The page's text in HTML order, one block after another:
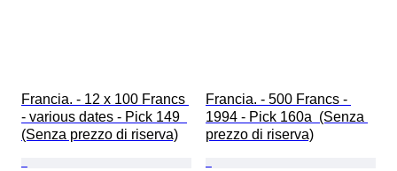
Francia. - 12 x 100 Francs
- various dates - Pick 149
(Senza prezzo di riserva)
Francia. - 500 Francs -
1994 - Pick 160a  (Senza
prezzo di riserva)